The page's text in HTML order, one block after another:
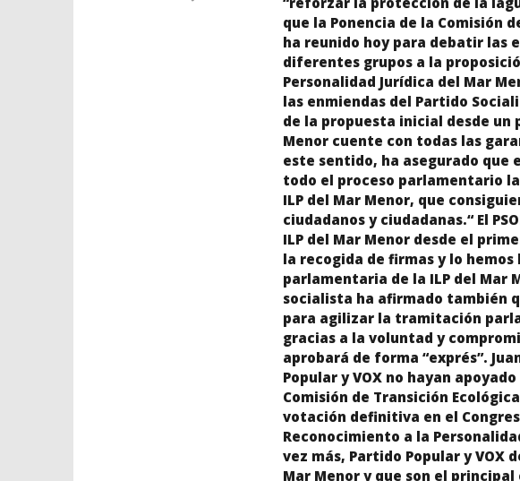
que la Ponencia de la Comisión
ha reunido hoy para debatir las
diferentes grupos a la
Personalidad Jurídica del Mar
las enmiendas del Partido
de la propuesta inicial desde
Menor cuente con todas las
este sentido, ha asegurado que
todo el proceso parlamentario
ILP del Mar Menor, que
ciudadanos y ciudadanas.“ El
ILP del Mar Menor desde el
la recogida de firmas y lo
parlamentaria de la ILP del Mar
socialista ha afirmado también
para agilizar la tramitación
gracias a la voluntad y
aprobará de forma “exprés”.
Popular y VOX no hayan
Comisión de Transición
votación definitiva en el
Reconocimiento a la
vez más, Partido Popular y VOX
Mar Menor y que son el